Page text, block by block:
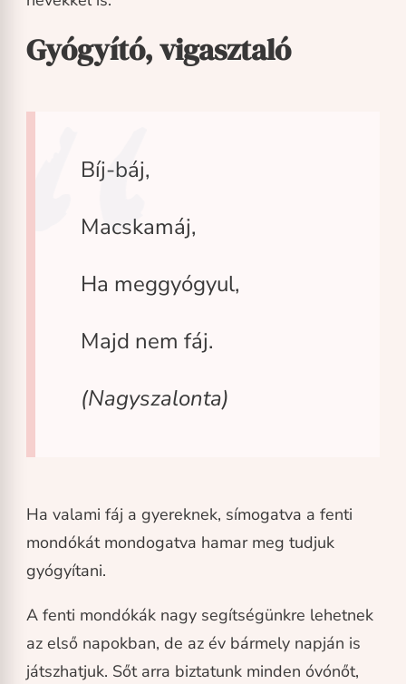
Gyógyító, vigasztaló
Bíj-báj,
Macskamáj,
Ha meggyógyul,
Majd nem fáj.
(Nagyszalonta)
Ha valami fáj a gyereknek, símogatva a fenti
mondókát mondogatva hamar meg tudjuk
gyógyítani.
A fenti mondókák nagy segítségünkre lehetnek
az első napokban, de az év bármely napján is
játszhatjuk. Sőt arra biztatunk minden óvónőt,